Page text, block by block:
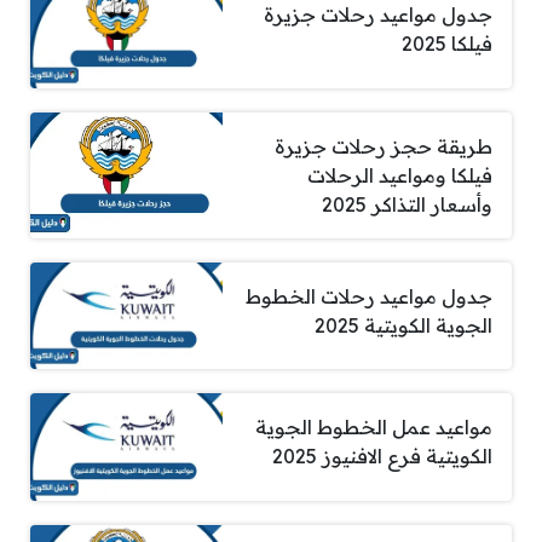
جدول مواعيد رحلات جزيرة
فيلكا 2025
طريقة حجز رحلات جزيرة
فيلكا ومواعيد الرحلات
وأسعار التذاكر 2025
جدول مواعيد رحلات الخطوط
الجوية الكويتية 2025
مواعيد عمل الخطوط الجوية
الكويتية فرع الافنيوز 2025